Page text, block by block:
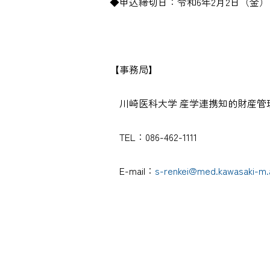
【事務局】
川崎医科大学 産学連携知的財産管
TEL：086-462-1111
E-mail： s-renkei@med.kawasaki-